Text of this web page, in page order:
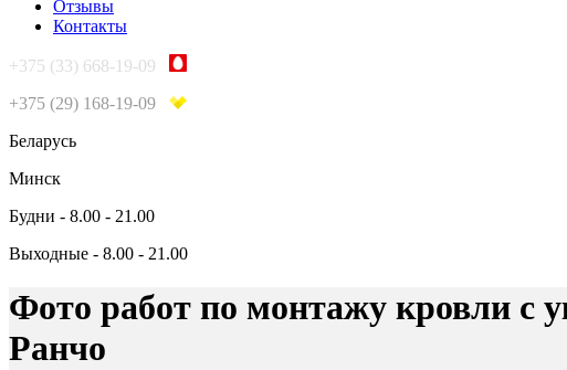
Отзывы
Контакты
+375 (33) 668-19-09
+375 (29) 168-19-09
Беларусь
Минск
Будни - 8.00 - 21.00
Выходные - 8.00 - 21.00
Фото работ по монтажу кровли с
Ранчо